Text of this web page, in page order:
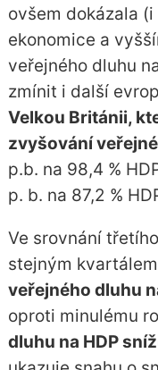
ovšem dokázala
ekonomice a
veřejného dluhu
zmínit i další
Velkou Británii,
zvyšování
p.b. na 98,4 %
p. b. na 87,2 %
Ve srovnání
stejným
veřejného dluhu
oproti minulému
dluhu na HDP